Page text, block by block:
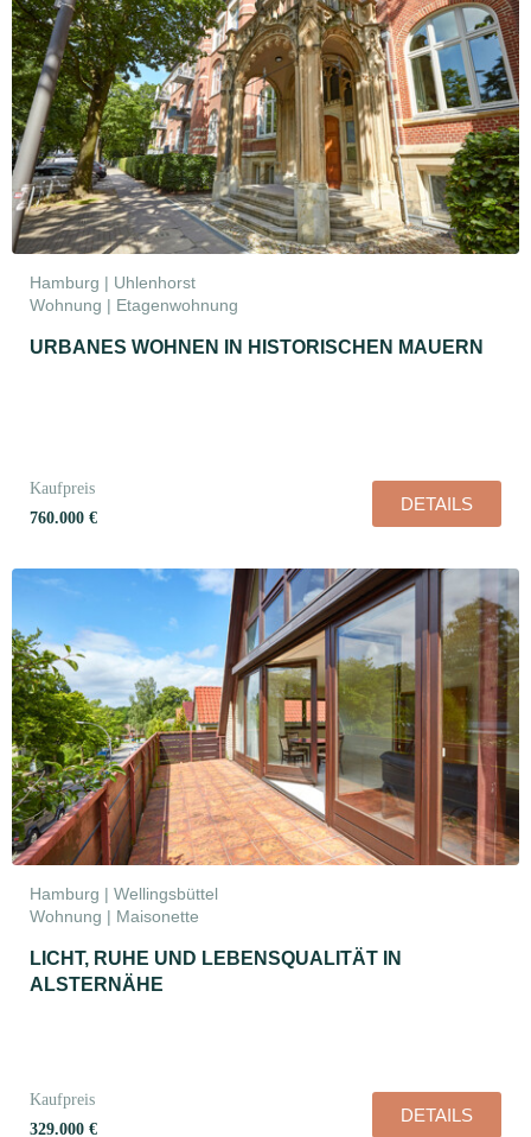
Hamburg | Uhlenhorst
Wohnung | Etagenwohnung
URBANES WOHNEN IN HISTORISCHEN MAUERN
Kaufpreis
760.000 €
DETAILS
Hamburg | Wellingsbüttel
Wohnung | Maisonette
LICHT, RUHE UND LEBENSQUALITÄT IN
ALSTERNÄHE
Kaufpreis
329.000 €
DETAILS